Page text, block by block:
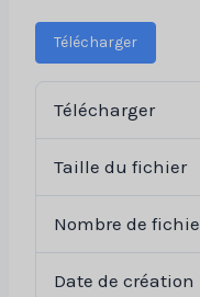
Télécharger
Télécharger
Taille du fichier
Nombre de
Date de création